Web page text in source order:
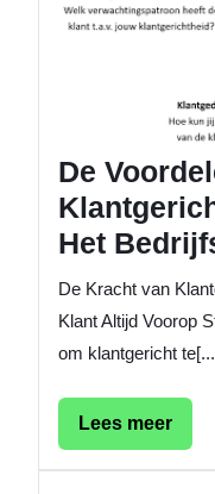
De
Het
De Kracht van
Klant Altijd Voorop
om klantgericht
Lees meerLees
meer